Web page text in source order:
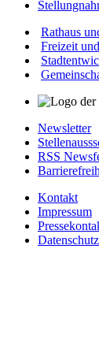
Rathaus
Freizeit
Newsletter
RSS
Kontakt
Impressum
Datenschutz